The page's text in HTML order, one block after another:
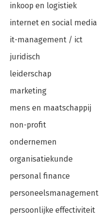
inkoop en logistiek
internet en social media
it-management / ict
juridisch
leiderschap
marketing
mens en maatschappij
non-profit
ondernemen
organisatiekunde
personal finance
personeelsmanagement
persoonlijke effectiviteit